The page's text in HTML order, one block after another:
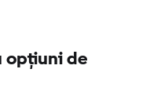
opțiuni de